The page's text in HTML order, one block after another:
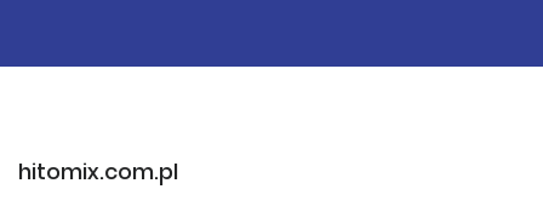
hitomix.com.pl